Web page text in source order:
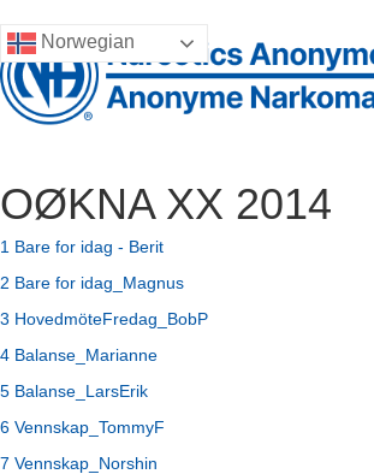
Norwegian
OØKNA XX 2014
1 Bare for idag - Berit
2 Bare for idag_Magnus
3 HovedmöteFredag_BobP
4 Balanse_Marianne
5 Balanse_LarsErik
6 Vennskap_TommyF
7 Vennskap_Norshin